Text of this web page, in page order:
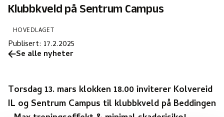
Klubbkveld på Sentrum Campus
HOVEDLAGET
Publisert: 17.2.2025
Se alle nyheter
Torsdag 13. mars klokken 18.00 inviterer Kolvereid
IL og Sentrum Campus til klubbkveld på Beddingen